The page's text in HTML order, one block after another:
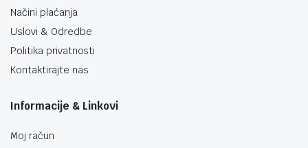
Načini plaćanja
Uslovi & Odredbe
Politika privatnosti
Kontaktirajte nas
Informacije & Linkovi
Moj račun